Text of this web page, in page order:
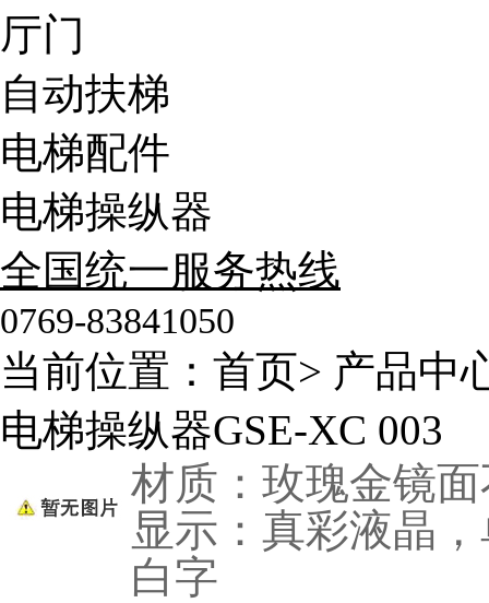
厅门
自动扶梯
电梯配件
电梯操纵器
全国统一服务热线
0769-83841050
当前位置： 首页> 产品中
电梯操纵器GSE-XC 003
材质：玫瑰金镜
显示：真彩液晶
白字